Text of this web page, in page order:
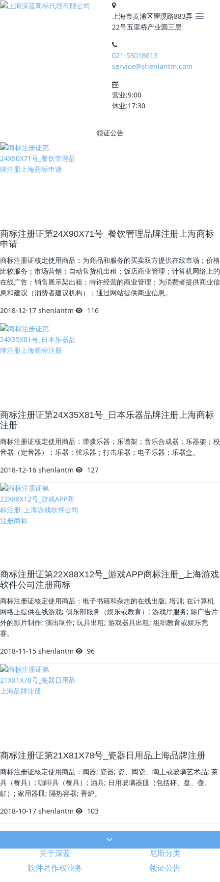
上海市黄浦区瞿溪路883弄
22号五里桥产业园三层
021-53018613
service@shenlantm.com
营业:9:00
休业:17:30
领证公告
商标注册证第24X90X71号_餐饮管理品牌注册上海商标
申请
商标注册证核定使用商品：为商品和服务的买卖双方提供在线市场；价格
比较服务；市场营销；自动售货机出租；饭店商业管理；计算机网络上的
在线广告；销售展示架出租；特许经营的商业管理；为消费者提供商业信
息和建议（消费者建议机构）；通过网站提供商业信息。
2018-12-17 shenlantm 116
商标注册证第24X35X81号_日本乐器品牌注册上海商标
注册
商标注册证核定使用商品：弹拨乐器；乐谱架；音乐合成器；乐器架；校
音器（定音器）；乐器；弦乐器；打击乐器；电子乐器；乐器盒。
2018-12-16 shenlantm 127
商标注册证第22X88X12号_游戏APP商标注册_上海游戏
软件公司注册商标
商标注册证核定使用商品：电子书籍和杂志的在线出版; 培训; 在计算机
网络上提供在线游戏; 俱乐部服务（娱乐或教育）; 游戏厅服务; 除广告片
外的影片制作; 演出制作; 玩具出租; 游戏器具出租; 组织教育或娱乐竞
赛。
2018-11-15 shenlantm 96
商标注册证第21X81X78号_瓷器日用品上海品牌注册
商标注册证核定使用商品：陶器; 瓷器; 瓷、陶瓷、陶土或玻璃艺术品; 茶
具（餐具）; 咖啡具（餐具）; 酒具; 日用玻璃器皿（包括杯、盘、壶、
缸）; 家用器皿; 隔热容器; 香炉。
2018-10-17 shenlantm 103
关于深蓝
尼斯分类
软件著作权业务
领证公告